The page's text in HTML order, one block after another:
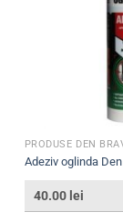
PRODUSE DEN
Adeziv oglinda
40.00 lei